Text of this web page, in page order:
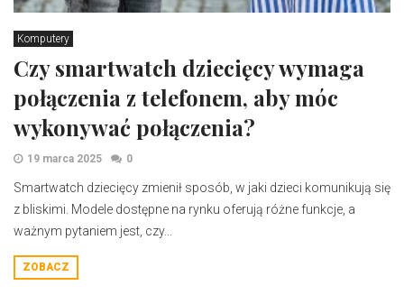
Komputery
Czy smartwatch dziecięcy wymaga
połączenia z telefonem, aby móc
wykonywać połączenia?
19 marca 2025 0
​Smartwatch dziecięcy zmienił sposób, w jaki dzieci komunikują się
z bliskimi. Modele dostępne na rynku oferują różne funkcje, a
ważnym pytaniem jest, czy...
ZOBACZ